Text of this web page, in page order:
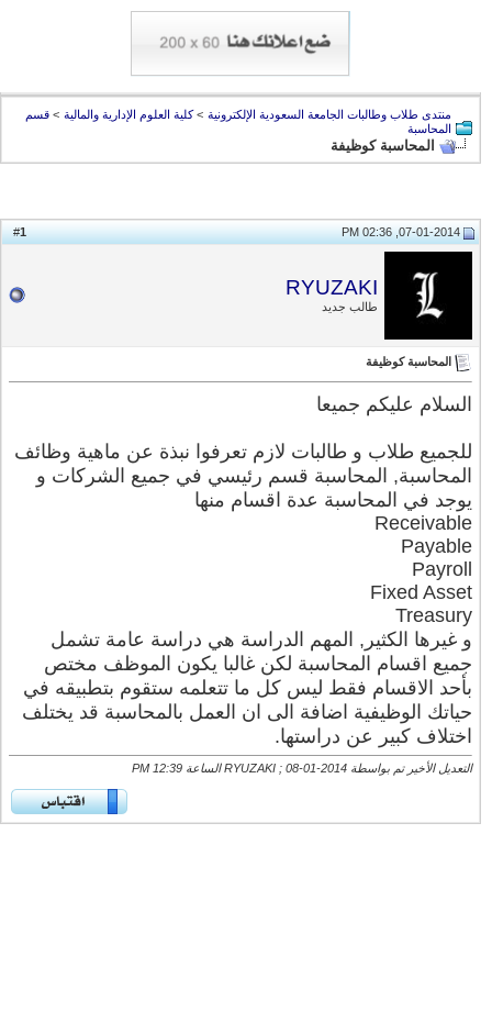
منتدى طلاب وطالبات الجامعة السعودية الإلكترونية > كلية العلوم الإدارية والمالية > قسم
المحاسبة
المحاسبة كوظيفة
07-01-2014, 02:36 PM
RYUZAKI
طالب جديد
المحاسبة كوظيفة
السلام عليكم جميعا
للجميع طلاب و طالبات لازم تعرفوا نبذة عن ماهية وظائف
المحاسبة, المحاسبة قسم رئيسي في جميع الشركات و
يوجد في المحاسبة عدة اقسام منها
Receivable
Payable
Payroll
Fixed Asset
Treasury
و غيرها الكثير, المهم الدراسة هي دراسة عامة تشمل
جميع اقسام المحاسبة لكن غالبا يكون الموظف مختص
بأحد الاقسام فقط ليس كل ما تتعلمه ستقوم بتطبيقه في
حياتك الوظيفية اضافة الى ان العمل بالمحاسبة قد يختلف
اختلاف كبير عن دراستها.
التعديل الأخير تم بواسطة RYUZAKI ; 08-01-2014 الساعة 12:39 PM